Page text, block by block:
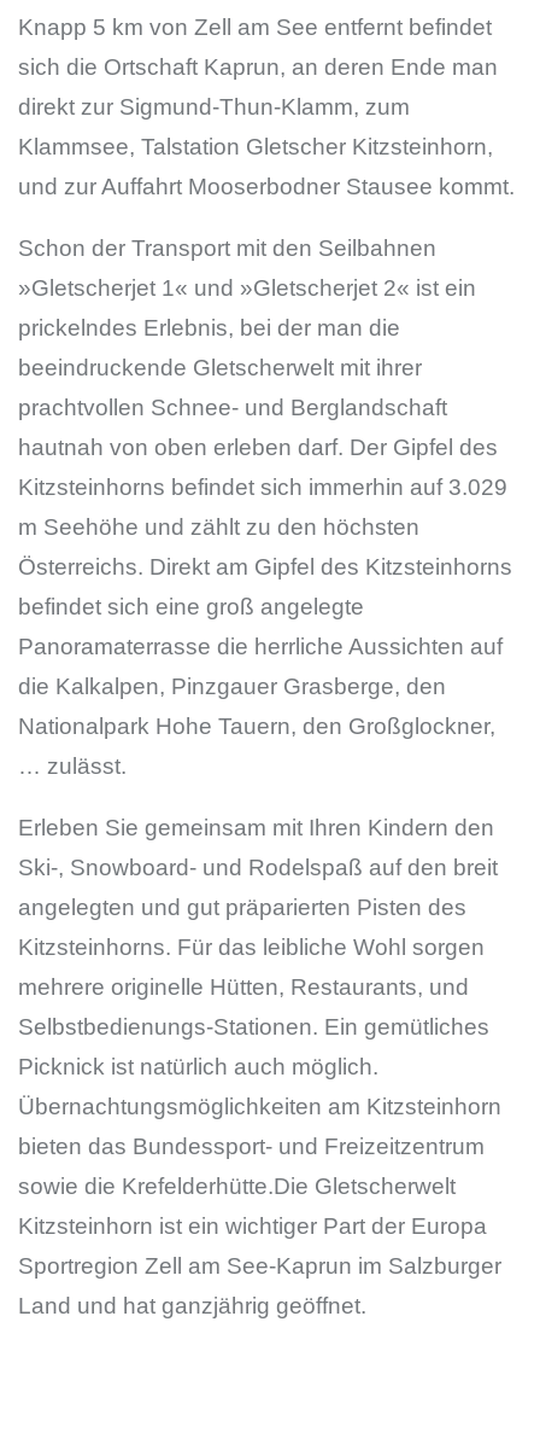
Knapp 5 km von Zell am See entfernt befindet
sich die Ortschaft Kaprun, an deren Ende man
direkt zur Sigmund-Thun-Klamm, zum
Klammsee, Talstation Gletscher Kitzsteinhorn,
und zur Auffahrt Mooserbodner Stausee kommt.
Schon der Transport mit den Seilbahnen
»Gletscherjet 1« und »Gletscherjet 2« ist ein
prickelndes Erlebnis, bei der man die
beeindruckende Gletscherwelt mit ihrer
prachtvollen Schnee- und Berglandschaft
hautnah von oben erleben darf. Der Gipfel des
Kitzsteinhorns befindet sich immerhin auf 3.029
m Seehöhe und zählt zu den höchsten
Österreichs. Direkt am Gipfel des Kitzsteinhorns
befindet sich eine groß angelegte
Panoramaterrasse die herrliche Aussichten auf
die Kalkalpen, Pinzgauer Grasberge, den
Nationalpark Hohe Tauern, den Großglockner,
… zulässt.
Erleben Sie gemeinsam mit Ihren Kindern den
Ski-, Snowboard- und Rodelspaß auf den breit
angelegten und gut präparierten Pisten des
Kitzsteinhorns. Für das leibliche Wohl sorgen
mehrere originelle Hütten, Restaurants, und
Selbstbedienungs-Stationen. Ein gemütliches
Picknick ist natürlich auch möglich.
Übernachtungsmöglichkeiten am Kitzsteinhorn
bieten das Bundessport- und Freizeitzentrum
sowie die Krefelderhütte.Die Gletscherwelt
Kitzsteinhorn ist ein wichtiger Part der Europa
Sportregion Zell am See-Kaprun im Salzburger
Land und hat ganzjährig geöffnet.